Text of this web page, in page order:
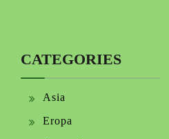
CATEGORIES
Asia
Eropa